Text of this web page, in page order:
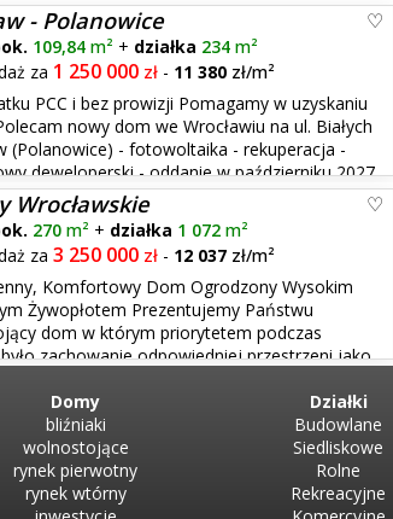
się: na parterze - hol wejściowy, wc,
- Polanowice
109,84 m² + działka 234 m²
za 1 250 000 zł - 11 380 zł/m²
PCC i bez prowizji Pomagamy w uzyskaniu
nowy dom we Wrocławiu na ul. Białych
(Polanowice) - fotowoltaika - rekuperacja -
deweloperski - oddanie w październiku 2027
- system Inteligentny dom Kameralne osiedle
Wrocławskie
270 m² + działka 1 072 m²
za 3 250 000 zł - 12 037 zł/m²
Komfortowy Dom Ogrodzony Wysokim
Żywopłotem Prezentujemy Państwu
dom w którym priorytetem podczas
zachowanie odpowiedniej przestrzeni jako
Domy
bliźniaki
wolnostojące
rynek pierwotny
rynek wtórny
Działki
Budowlane
Siedliskowe
Rolne
Rekreacyjne